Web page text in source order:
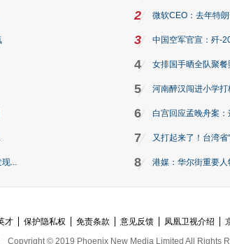
...
2 微软CEO：去年特
3 中国空军官宣：歼-
4 女排国手晒全队聚
5 河南醉汉闯进小学
6 白宫回应孟晚舟案：
7 又打起来了！台湾
8 港媒：华尔街重要人
才 保护隐私权 免责条款 意见反馈 凤凰卫视介绍
Copyright © 2019 Phoenix New Media Limited All Rights